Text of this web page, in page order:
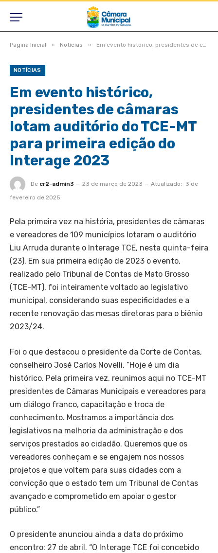
Página Inicial » Notícias » Em evento histórico, presidentes de câmaras lotam auditório do TCE-MT para primeira edição do Interage 2023
NOTÍCIAS
Em evento histórico,
presidentes de câmaras
lotam auditório do TCE-MT
para primeira edição do
Interage 2023
De cr2-admin3 23 de março de 2023 Atualizado:
3 de
fevereiro de 2025
Pela primeira vez na história, presidentes de câmaras
e vereadores de 109 municípios lotaram o auditório
Liu Arruda durante o Interage TCE, nesta quinta-feira
(23). Em sua primeira edição de 2023 o evento,
realizado pelo Tribunal de Contas de Mato Grosso
(TCE-MT), foi inteiramente voltado ao legislativo
municipal, considerando suas especificidades e a
recente renovação das mesas diretoras para o biênio
2023/24.
Foi o que destacou o presidente da Corte de Contas,
conselheiro José Carlos Novelli, “Hoje é um dia
histórico. Pela primeira vez, reunimos aqui no TCE-MT
presidentes de Câmaras Municipais e vereadores para
um diálogo franco, capacitação e troca de
conhecimento. Mostramos a importância dos
legislativos na melhoria da administração e dos
serviços prestados ao cidadão. Queremos que os
vereadores conheçam e se engajem nos nossos
projetos e que voltem para suas cidades com a
convicção que o estado tem um Tribunal de Contas
avançado e comprometido em apoiar o gestor
público.”
O presidente anunciou ainda a data do próximo
encontro: 27 de abril. “O Interage TCE foi concebido